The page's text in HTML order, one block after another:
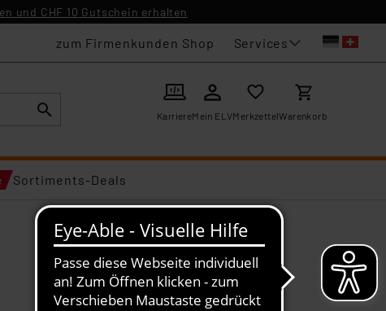
und CHF 10 Gutschein erhalten
zum Firmenkunden Shop Services
KarriereMein ELVMerkzettelWarenkorb
Sortiments-Deals